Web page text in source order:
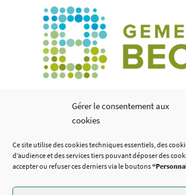
Gérer le consentement aux
cookies
Ce site utilise des cookies techniques essentiels, des
d’audience et des services tiers pouvant déposer des
accepter ou refuser ces derniers via le boutons
Copyright © 2026